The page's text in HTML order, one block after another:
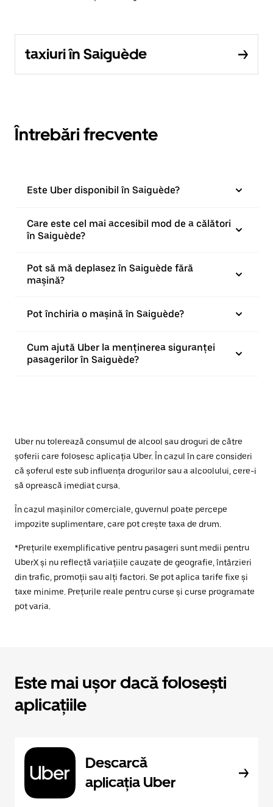
taxiuri în Saiguède
Întrebări frecvente
Este Uber disponibil în Saiguède?
Care este cel mai accesibil mod de a călători
în Saiguède?
Pot să mă deplasez în Saiguède fără
mașină?
Pot închiria o mașină în Saiguède?
Cum ajută Uber la menținerea siguranței
pasagerilor în Saiguède?
Uber nu tolerează consumul de alcool sau droguri de către
șoferii care folosesc aplicația Uber. În cazul în care consideri
că șoferul este sub influența drogurilor sau a alcoolului, cere-i
să oprească imediat cursa.
În cazul mașinilor comerciale, guvernul poate percepe
impozite suplimentare, care pot crește taxa de drum.
*Prețurile exemplificative pentru pasageri sunt medii pentru
UberX și nu reflectă variațiile cauzate de geografie, întârzieri
din trafic, promoții sau alți factori. Se pot aplica tarife fixe și
taxe minime. Prețurile reale pentru curse și curse programate
pot varia.
Este mai ușor dacă folosești
aplicațiile
Descarcă
aplicația Uber